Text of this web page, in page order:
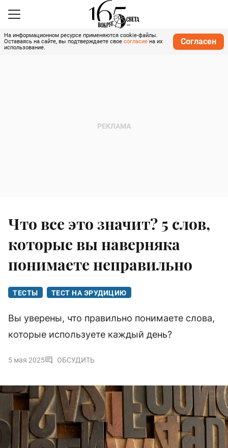
На информационном ресурсе применяются cookie-файлы.
Оставаясь на сайте, вы подтверждаете свое согласие на их
использование.
Согласен
Что все это значит? 5 слов,
которые вы наверняка
понимаете неправильно
ТЕСТЫ ТЕСТ НА ЭРУДИЦИЮ
Вы уверены, что правильно понимаете слова,
которые используете каждый день?
5 мая 2025 ОБСУДИТЬ